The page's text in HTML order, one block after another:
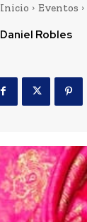
Inicio Eventos
Daniel Robles